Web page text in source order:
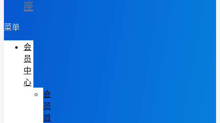
座
菜单
会
员
中
心
会
员
首